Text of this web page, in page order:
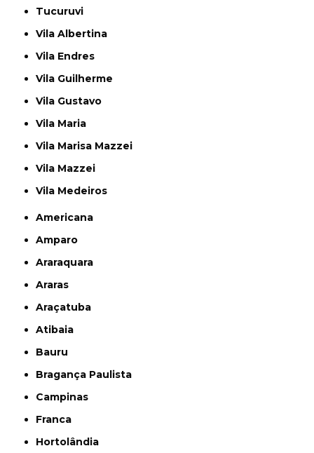
Tucuruvi
Vila Albertina
Vila Endres
Vila Guilherme
Vila Gustavo
Vila Maria
Vila Marisa Mazzei
Vila Mazzei
Vila Medeiros
Americana
Amparo
Araraquara
Araras
Araçatuba
Atibaia
Bauru
Bragança Paulista
Campinas
Franca
Hortolândia